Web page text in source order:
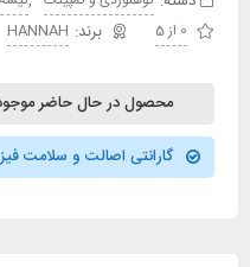
0 از 5
HANNAH
محصول در حال حاضر موجود
گارانتی اصالت و سلامت